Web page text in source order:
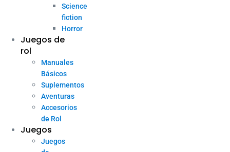
Science
fiction
Horror
Juegos de
rol
Manuales
Básicos
Suplementos
Aventuras
Accesorios
de Rol
Juegos
Juegos